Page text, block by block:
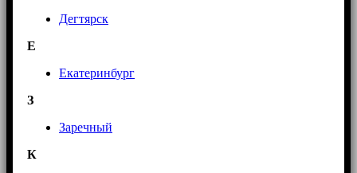
Дегтярск
Е
Екатеринбург
З
Заречный
К